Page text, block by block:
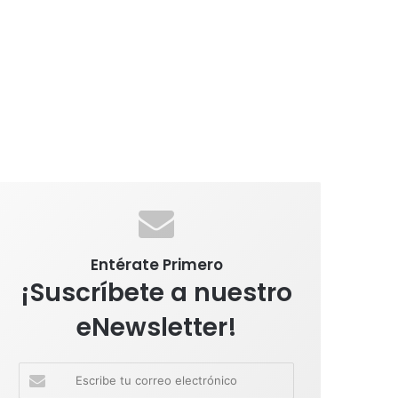
Entérate Primero
¡Suscríbete a nuestro
eNewsletter!